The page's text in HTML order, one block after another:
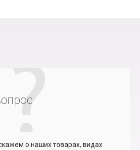
о наших товарах, видах